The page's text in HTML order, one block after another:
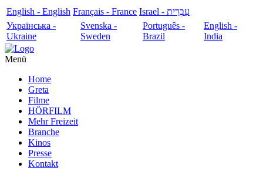
English - English Français - France
עִבְרִית - Israel
Українська -
Ukraine
Svenska -
Sweden
Português -
Brazil
English -
India
Menü
Home
Greta
Filme
HÖRFILM
Mehr Freizeit
Branche
Kinos
Presse
Kontakt